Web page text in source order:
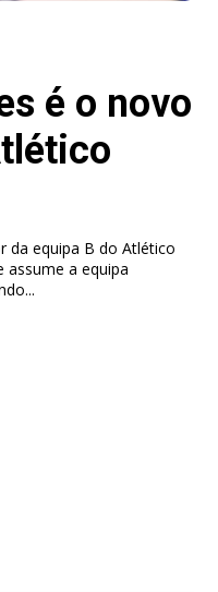
é o novo
da equipa B do Atlético
assume a equipa
Fernando...